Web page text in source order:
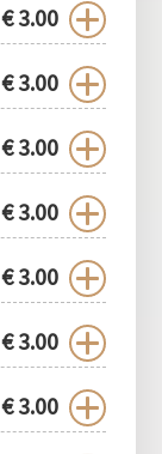
€3.00
€3.00
€3.00
€3.00
€3.00
€3.00
€3.00